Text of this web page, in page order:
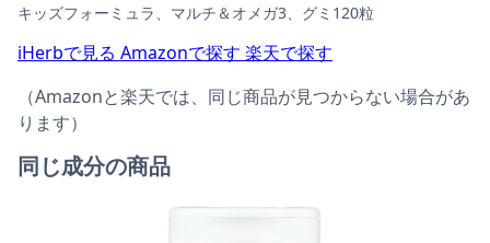
キッズフォーミュラ、マルチ＆オメガ3、グミ120粒
iHerbで見る Amazonで探す 楽天で探す
（Amazonと楽天では、同じ商品が見つからない場合があ
ります）
同じ成分の商品